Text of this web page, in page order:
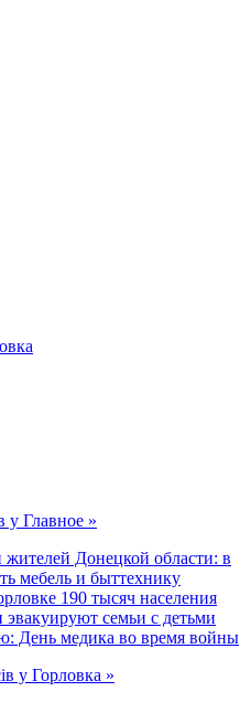
у Главное »
жителей Донецкой области: в
мебель и быттехнику
190 тысяч населения
семьи с детьми
День медика во время войны
у Горловка »